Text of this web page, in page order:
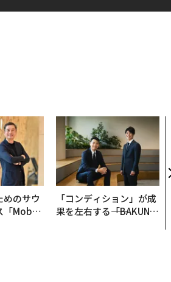
めのサウ
「Mobiu
「コンディション」が成
果を左右する――「BAKUN